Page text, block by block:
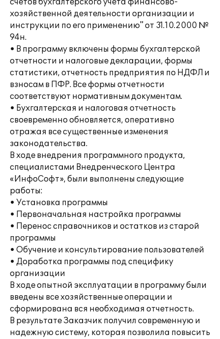
счетов бухгалтерского учета финансово-
хозяйственной деятельности организации и
инструкции по его применению" от 31.10.2000 №
94н.
• В программу включены формы бухгалтерской
отчетности и налоговые декларации, формы
статистики, отчетность предприятия по НДФЛ и
взносам в ПФР. Все формы отчетности
соответствуют нормативным документам.
• Бухгалтерская и налоговая отчетность
своевременно обновляется, оперативно
отражая все существенные изменения
законодательства.
В ходе внедрения программного продукта,
специалистами Внедренческого Центра
«ИнфоСофт», были выполнены следующие
работы:
• Установка программы
• Первоначальная настройка программы
• Перенос справочников и остатков из старой
программы
• Обучение и консультирование пользователей
• Доработка программы под специфику
организации
В ходе опытной эксплуатации в программу были
введены все хозяйственные операции и
сформирована вся необходимая отчетность.
В результате Заказчик получил современную и
надежную систему, которая позволила повысить